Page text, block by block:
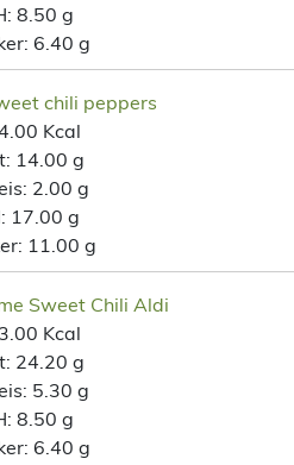
8.50 g
6.40 g
chili peppers
Kcal
14.00 g
2.00 g
17.00 g
11.00 g
Sweet Chili Aldi
Kcal
24.20 g
5.30 g
8.50 g
6.40 g